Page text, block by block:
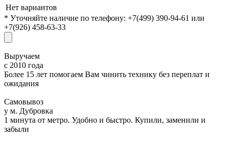
Нет вариантов
* Уточняйте наличие по телефону: +7(499) 390-94-61 или
+7(926) 458-63-33
Выручаем
с 2010 года
Более 15 лет помогаем Вам чинить технику без переплат и
ожидания
Самовывоз
у м. Дубровка
1 минута от метро. Удобно и быстро. Купили, заменили и
забыли